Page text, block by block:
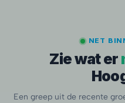
NET
Zie wat er
Een greep uit de recente